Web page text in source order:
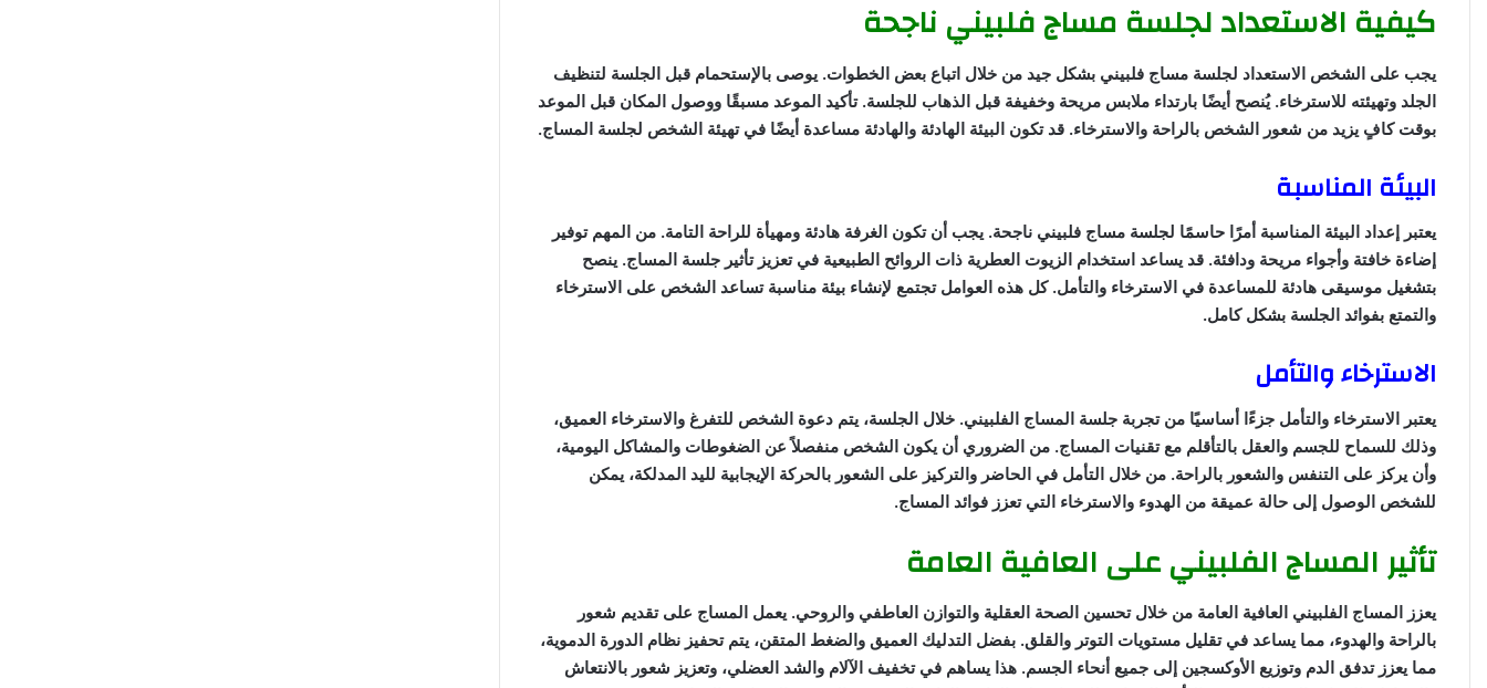
كيفية الاستعداد لجلسة مساج فلبيني ناجحة
يجب على الشخص الاستعداد لجلسة مساج فلبيني بشكل جيد من خلال اتباع بعض الخطوات. يوصى بالإستحمام قبل الجلسة لتنظيف
الجلد وتهيئته للاسترخاء. يُنصح أيضًا بارتداء ملابس مريحة وخفيفة قبل الذهاب للجلسة. تأكيد الموعد مسبقًا ووصول المكان قبل الموعد
بوقت كافٍ يزيد من شعور الشخص بالراحة والاسترخاء. قد تكون البيئة الهادئة والهادئة مساعدة أيضًا في تهيئة الشخص لجلسة المساج.
البيئة المناسبة
يعتبر إعداد البيئة المناسبة أمرًا حاسمًا لجلسة مساج فلبيني ناجحة. يجب أن تكون الغرفة هادئة ومهيأة للراحة التامة. من المهم توفير
إضاءة خافتة وأجواء مريحة ودافئة. قد يساعد استخدام الزيوت العطرية ذات الروائح الطبيعية في تعزيز تأثير جلسة المساج. ينصح
بتشغيل موسيقى هادئة للمساعدة في الاسترخاء والتأمل. كل هذه العوامل تجتمع لإنشاء بيئة مناسبة تساعد الشخص على الاسترخاء
والتمتع بفوائد الجلسة بشكل كامل.
الاسترخاء والتأمل
يعتبر الاسترخاء والتأمل جزءًا أساسيًا من تجربة جلسة المساج الفلبيني. خلال الجلسة، يتم دعوة الشخص للتفرغ والاسترخاء العميق،
وذلك للسماح للجسم والعقل بالتأقلم مع تقنيات المساج. من الضروري أن يكون الشخص منفصلاً عن الضغوطات والمشاكل اليومية،
وأن يركز على التنفس والشعور بالراحة. من خلال التأمل في الحاضر والتركيز على الشعور بالحركة الإيجابية لليد المدلكة، يمكن
للشخص الوصول إلى حالة عميقة من الهدوء والاسترخاء التي تعزز فوائد المساج.
تأثير المساج الفلبيني على العافية العامة
يعزز المساج الفلبيني العافية العامة من خلال تحسين الصحة العقلية والتوازن العاطفي والروحي. يعمل المساج على تقديم شعور
بالراحة والهدوء، مما يساعد في تقليل مستويات التوتر والقلق. بفضل التدليك العميق والضغط المتقن، يتم تحفيز نظام الدورة الدموية،
مما يعزز تدفق الدم وتوزيع الأوكسجين إلى جميع أنحاء الجسم. هذا يساهم في تخفيف الآلام والشد العضلي، وتعزيز شعور بالانتعاش